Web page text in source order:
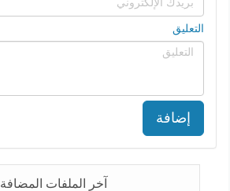
التعليق
إضافة
آخر الملفات المضافة